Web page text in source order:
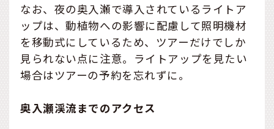
なお、夜の奥入瀬で導入されているライトア
ップは、動植物への影響に配慮して照明機材
を移動式にしているため、ツアーだけでしか
見られない点に注意。ライトアップを見たい
場合はツアーの予約を忘れずに。
奥入瀬渓流までのアクセス